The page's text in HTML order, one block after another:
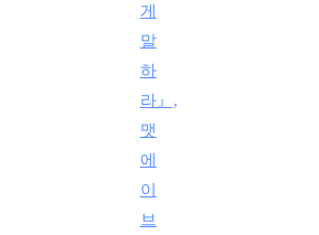
게
말
하
라』,
맷
에
이
브